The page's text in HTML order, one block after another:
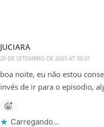
JUCIARA
29 DE SETEMBRO DE 2023 AT 00:01
boa noite, eu não estou
invés de ir para o episodio,
Carregando...